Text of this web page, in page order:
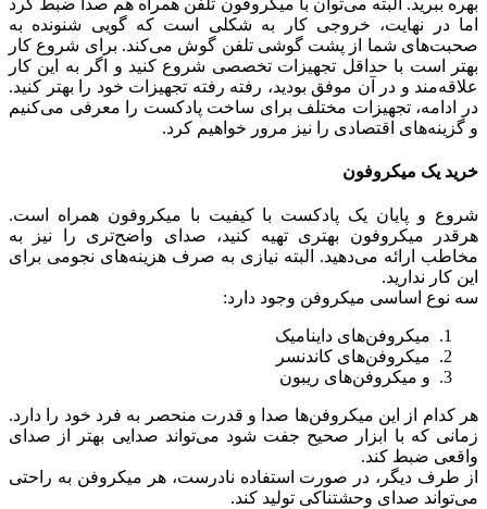
اما در نهایت، خروجی کار به شکلی است که گویی شنونده به
صحبت‌های شما از پشت گوشی تلفن گوش می‌کند. برای شروع کار
بهتر است با حداقل تجهیزات تخصصی شروع کنید و اگر به این کار
علاقه‌مند و در آن موفق بودید، رفته رفته تجهیزات خود را بهتر کنید.
در ادامه، تجهیزات مختلف برای ساخت پادکست را معرفی می‌کنیم
و گزینه‌های اقتصادی را نیز مرور خواهیم کرد.
خرید یک میکروفون
شروع و پایان یک پادکست با کیفیت با میکروفون همراه است.
هرقدر میکروفون بهتری تهیه کنید، صدای واضح‌تری را نیز به
مخاطب ارائه می‌دهید. البته نیازی به صرف هزینه‌های نجومی برای
این کار ندارید.
سه نوع اساسی میکروفن وجود دارد:
میکروفن‌های داینامیک
میکروفن‌های کاندنسر
و میکروفن‌های ریبون
هر کدام از این میکروفن‌ها صدا و قدرت منحصر به فرد خود را دارد.
زمانی که با ابزار صحیح جفت شود می‌تواند صدایی بهتر از صدای
واقعی ضبط کند.
از طرف دیگر، در صورت استفاده نادرست، هر میکروفن به راحتی
می‌تواند صدای وحشتناکی تولید کند.